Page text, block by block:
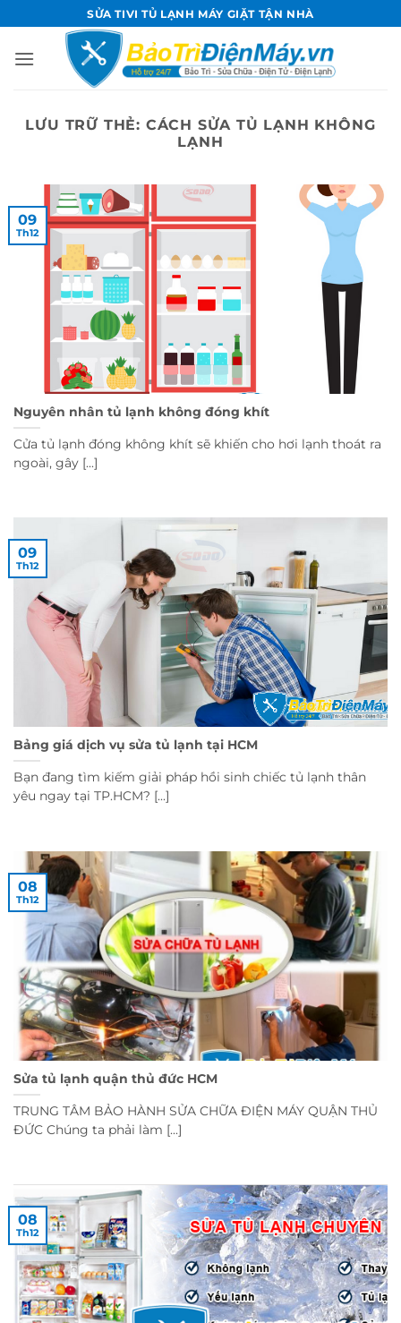
qua
nội
SỬA TIVI TỦ LẠNH MÁY GIẶT TẬN NHÀ
LƯU TRỮ THẺ: CÁCH SỬA TỦ LẠNH KHÔNG
LẠNH
Nguyên nhân tủ lạnh không đóng khít
Cửa tủ lạnh đóng không khít sẽ khiến cho hơi lạnh thoát ra
ngoài, gây [...]
09
Th12
Bảng giá dịch vụ sửa tủ lạnh tại HCM
Bạn đang tìm kiếm giải pháp hồi sinh chiếc tủ lạnh thân
yêu ngay tại TP.HCM? [...]
09
Th12
Sửa tủ lạnh quận thủ đức HCM
TRUNG TÂM BẢO HÀNH SỬA CHỮA ĐIỆN MÁY QUẬN THỦ
ĐỨC Chúng ta phải làm [...]
08
Th12
08
Th12